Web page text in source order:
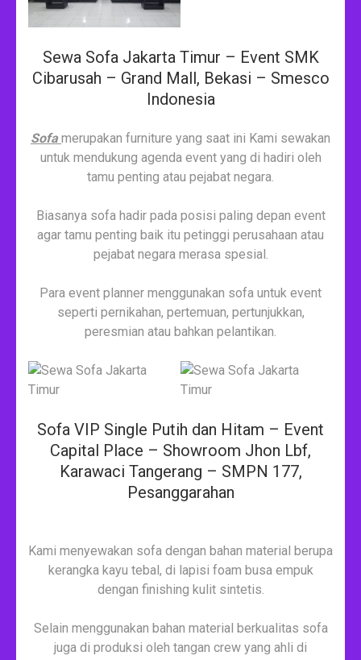
Sewa Sofa Jakarta Timur – Event SMK
Cibarusah – Grand Mall, Bekasi – Smesco
Indonesia
Sofa merupakan furniture yang saat ini Kami sewakan
untuk mendukung agenda event yang di hadiri oleh
tamu penting atau pejabat negara.
Biasanya sofa hadir pada posisi paling depan event
agar tamu penting baik itu petinggi perusahaan atau
pejabat negara merasa spesial.
Para event planner menggunakan sofa untuk event
seperti pernikahan, pertemuan, pertunjukkan,
peresmian atau bahkan pelantikan.
Sofa VIP Single Putih dan Hitam – Event
Capital Place – Showroom Jhon Lbf,
Karawaci Tangerang – SMPN 177,
Pesanggarahan
Kami menyewakan sofa dengan bahan material berupa
kerangka kayu tebal, di lapisi foam busa empuk
dengan finishing kulit sintetis.
Selain menggunakan bahan material berkualitas sofa
juga di produksi oleh tangan crew yang ahli di